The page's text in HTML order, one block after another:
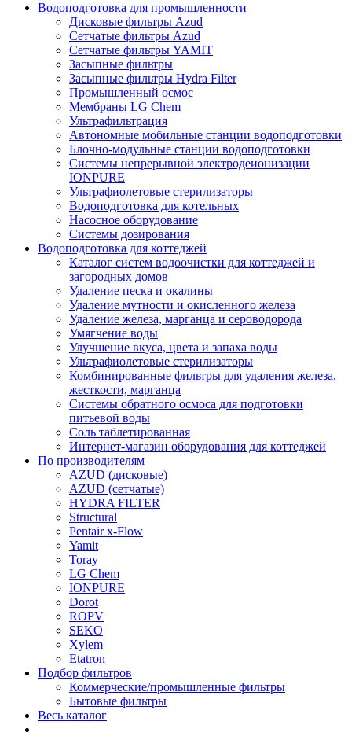
Водоподготовка для промышленности
Дисковые фильтры Azud
Сетчатые фильтры Azud
Сетчатые фильтры YAMIT
Засыпные фильтры
Засыпные фильтры Hydra Filter
Промышленный осмос
Мембраны LG Chem
Ультрафильтрация
Автономные мобильные станции водоподготовки
Блочно-модульные станции водоподготовки
Системы непрерывной электродеионизации
IONPURE
Ультрафиолетовые стерилизаторы
Водоподготовка для котельных
Насосное оборудование
Системы дозирования
Водоподготовка для коттеджей
Каталог систем водоочистки для коттеджей и
загородных домов
Удаление песка и окалины
Удаление мутности и окисленного железа
Удаление железа, марганца и сероводорода
Умягчение воды
Улучшение вкуса, цвета и запаха воды
Ультрафиолетовые стерилизаторы
Комбинированные фильтры для удаления железа,
жесткости, марганца
Системы обратного осмоса для подготовки
питьевой воды
Соль таблетированная
Интернет-магазин оборудования для коттеджей
По производителям
AZUD (дисковые)
AZUD (сетчатые)
HYDRA FILTER
Structural
Pentair x-Flow
Yamit
Toray
LG Chem
IONPURE
Dorot
ROPV
SEKO
Xylem
Etatron
Подбор фильтров
Коммерческие/промышленные фильтры
Бытовые фильтры
Весь каталог